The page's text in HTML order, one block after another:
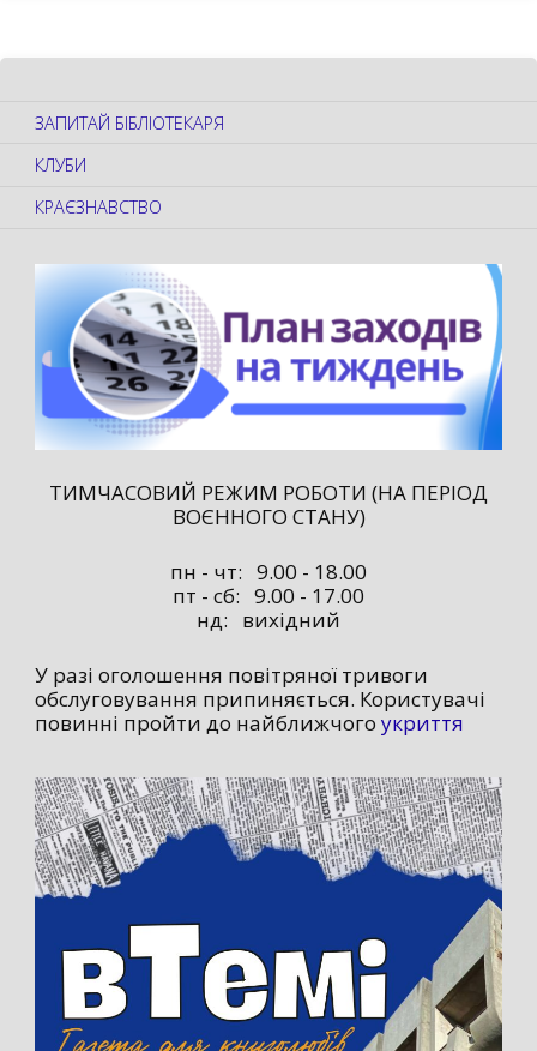
ЗАПИТАЙ БІБЛІОТЕКАРЯ
КЛУБИ
КРАЄЗНАВСТВО
ТИМЧАСОВИЙ РЕЖИМ РОБОТИ (НА ПЕРІОД
ВОЄННОГО СТАНУ)
пн - чт: 9.00 - 18.00
пт - сб: 9.00 - 17.00
нд: вихідний
У разі оголошення повітряної тривоги
обслуговування припиняється. Користувачі
повинні пройти до найближчого укриття